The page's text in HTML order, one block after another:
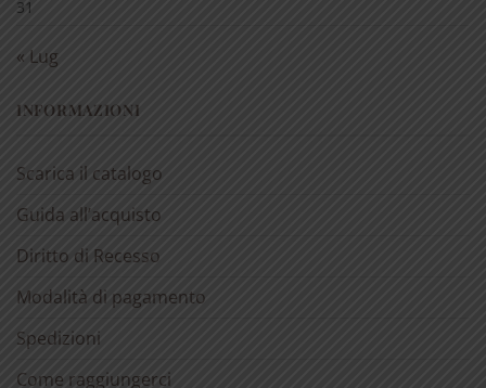
31
« Lug
INFORMAZIONI
Scarica il catalogo
Guida all’acquisto
Diritto di Recesso
Modalità di pagamento
Spedizioni
Come raggiungerci